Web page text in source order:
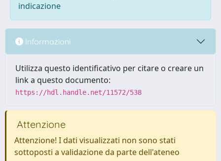
indicazione
Informazioni
Utilizza questo identificativo per citare o creare un
link a questo documento:
https://hdl.handle.net/11572/538
Attenzione
Attenzione! I dati visualizzati non sono stati
sottoposti a validazione da parte dell'ateneo